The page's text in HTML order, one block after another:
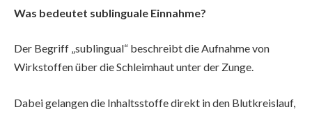
Was bedeutet sublinguale Einnahme?
Der Begriff „sublingual“ beschreibt die Aufnahme von
Wirkstoffen über die Schleimhaut unter der Zunge.
Dabei gelangen die Inhaltsstoffe direkt in den Blutkreislauf,